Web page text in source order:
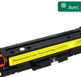
Avec